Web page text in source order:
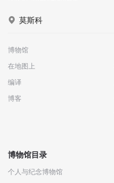
莫斯科
博物馆
在地图上
编译
博客
博物馆目录
个人与纪念博物馆